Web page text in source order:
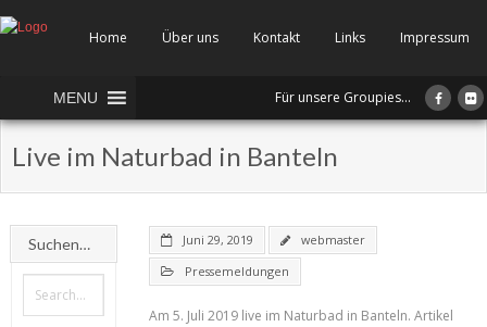
Home Über uns Kontakt Links Impressum
MENU Für unsere Groupies...
Live im Naturbad in Banteln
Juni 29, 2019
webmaster
Pressemeldungen
Am 5. Juli 2019 live im Naturbad in Banteln. Artikel
Suchen…